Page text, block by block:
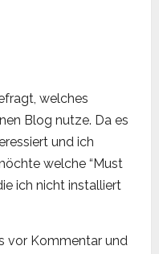
welches
Blog nutze. Da es
und ich
welche “Must
ich nicht installiert
vor Kommentar und